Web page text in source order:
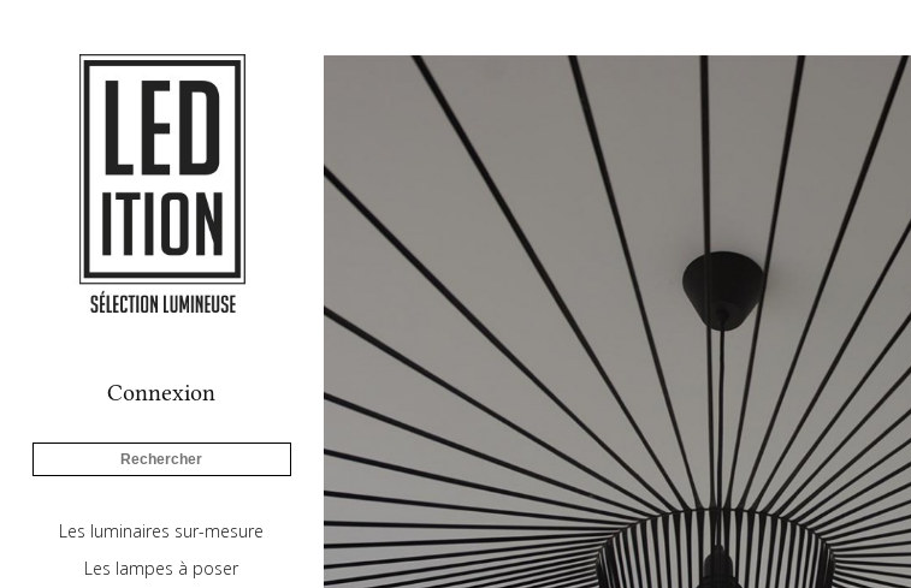
Connexion
Les luminaires sur-mesure
Les lampes à poser
Suspension Vertigo - la grande